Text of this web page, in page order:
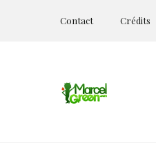
Contact Crédits